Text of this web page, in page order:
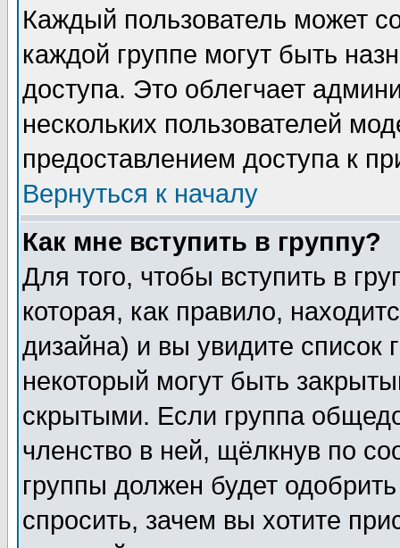
Каждый пользователь может
каждой группе могут быть
доступа. Это облегчает
нескольких пользователей
предоставлением доступа к
Вернуться к началу
Как мне вступить в группу?
Для того, чтобы вступить в
которая, как правило,
дизайна) и вы увидите список
некоторый могут быть
скрытыми. Если группа
членство в ней, щёлкнув по
группы должен будет
спросить, зачем вы хотите